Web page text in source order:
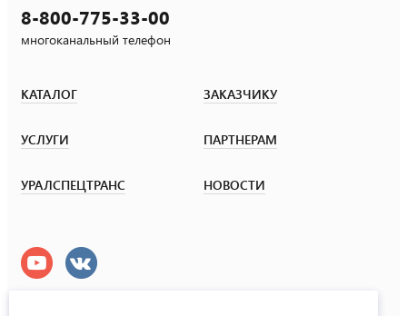
8-800-775-33-00
многоканальный телефон
КАТАЛОГ ЗАКАЗЧИКУ
УСЛУГИ ПАРТНЕРАМ
УРАЛСПЕЦТРАНС НОВОСТИ